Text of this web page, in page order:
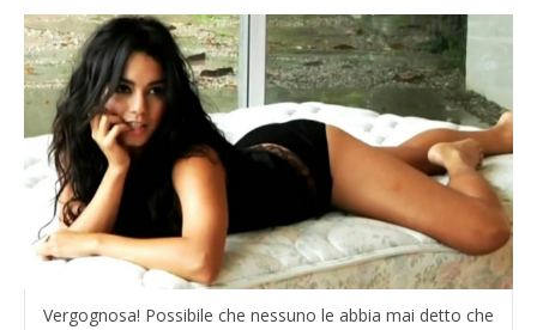
Vergognosa! Possibile che nessuno le abbia mai detto che